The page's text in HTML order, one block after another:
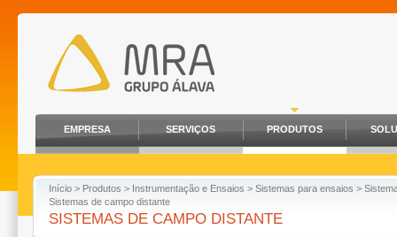
EMPRESA SERVIÇOS PRODUTOS
Início > Produtos > Instrumentação e Ensaios > Sistemas para ensaios >
Sistemas de campo distante
SISTEMAS DE CAMPO DISTANTE